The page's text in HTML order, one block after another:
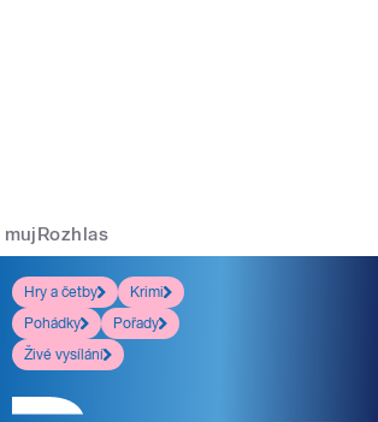
mujRozhlas
Hry a četby
Krimi
Pohádky
Pořady
Živé vysílání